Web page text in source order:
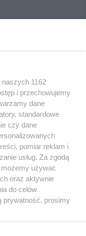
z portali
sięz nami
1162
i przechowujemy
dane
standardowe
czy dane
pomiar reklam i
usług. Za zgodą
używać
oraz aktywnie
do celów
prywatność, prosimy